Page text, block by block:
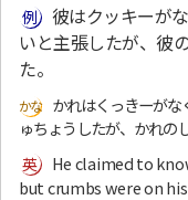
彼はクッキーが
いと主張したが、彼
た。
かれはくっきーが
ゅちょうしたが、かれの
He claimed to
but crumbs were on